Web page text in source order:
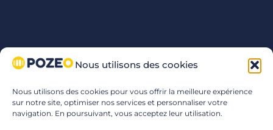
Nous utilisons des cookies
Nous utilisons des cookies pour vous offrir la meilleure expérience
sur notre site, optimiser nos services et personnaliser votre
navigation. En poursuivant, vous acceptez leur utilisation.